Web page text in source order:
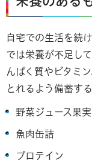
自宅での生活を続
では栄養が不足し
んぱく質やビタミ
とれるよう備蓄す
野菜ジュース果
魚肉缶詰
プロテイン